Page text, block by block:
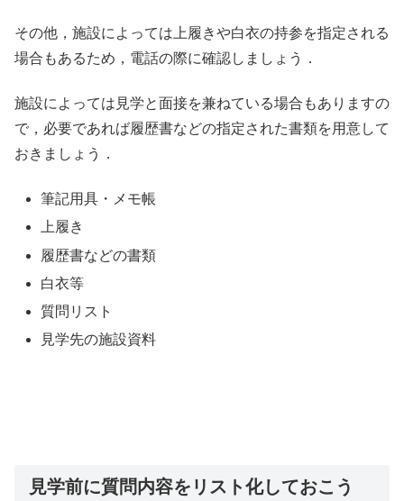
その他，施設によっては上履きや白衣の持参を指定される
場合もあるため，電話の際に確認しましょう．
施設によっては見学と面接を兼ねている場合もありますの
で，必要であれば履歴書などの指定された書類を用意して
おきましょう．
筆記用具・メモ帳
上履き
履歴書などの書類
白衣等
質問リスト
見学先の施設資料
見学前に質問内容をリスト化しておこう